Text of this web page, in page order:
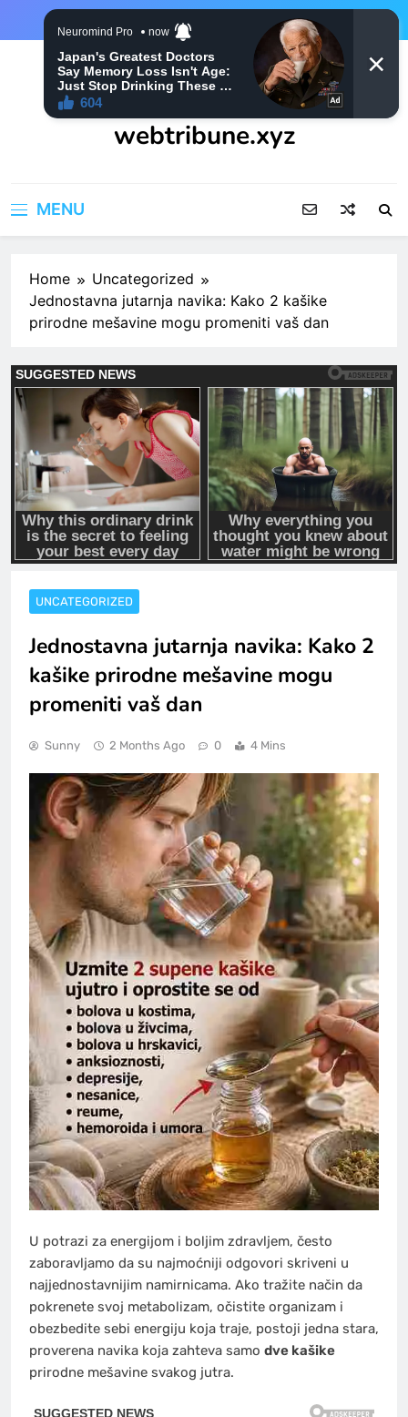
webtribune.xyz
MENU
Home
Uncategorized
Jednostavna jutarnja navika: Kako 2 kašike
prirodne mešavine mogu promeniti vaš dan
UNCATEGORIZED
Jednostavna jutarnja navika: Kako 2
kašike prirodne mešavine mogu
promeniti vaš dan
Sunny 2 Months Ago 0 4 Mins
U potrazi za energijom i boljim zdravljem, često
zaboravljamo da su najmoćniji odgovori skriveni u
najjednostavnijim namirnicama. Ako tražite način da
pokrenete svoj metabolizam, očistite organizam i
obezbedite sebi energiju koja traje, postoji jedna stara,
proverena navika koja zahteva samo dve kašike
prirodne mešavine svakog jutra.